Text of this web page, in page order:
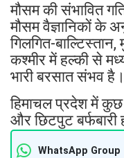
मौसम की संभावित
मौसम वैज्ञानिकों के
गिलगित-
कश्मीर में हल्की से
भारी बरसात संभव है।
हिमाचल प्रदेश में कुछ
और छिटपुट बर्फबारी
WhatsApp Group